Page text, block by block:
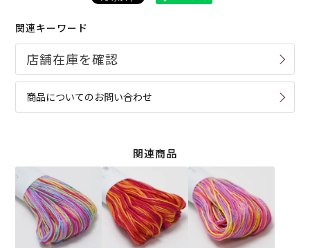
関連キーワード
商品についてのお問い合わせ
関連商品